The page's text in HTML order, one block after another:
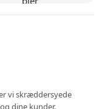
vi skræddersyede
dine kunder.